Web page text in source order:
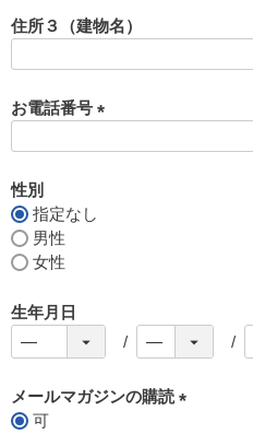
須
住所３（建物名）
お電話番号
性別
指定なし
男性
女性
生年月日
メールマガジンの購読
可